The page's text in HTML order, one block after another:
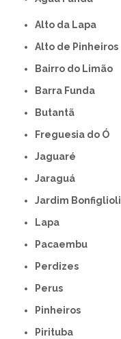
Alto da Lapa
Alto de Pinheiros
Bairro do Limão
Barra Funda
Butantã
Freguesia do Ó
Jaguaré
Jaraguá
Jardim Bonfiglioli
Lapa
Pacaembu
Perdizes
Perus
Pinheiros
Pirituba